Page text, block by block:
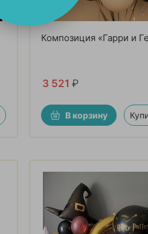
Композиция «Гарри и
3 521 ₽
В корзину